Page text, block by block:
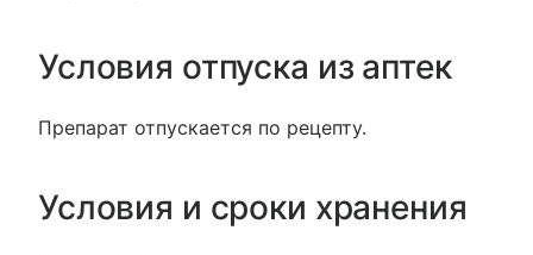
Условия отпуска из аптек
Препарат отпускается по рецепту.
Условия и сроки хранения